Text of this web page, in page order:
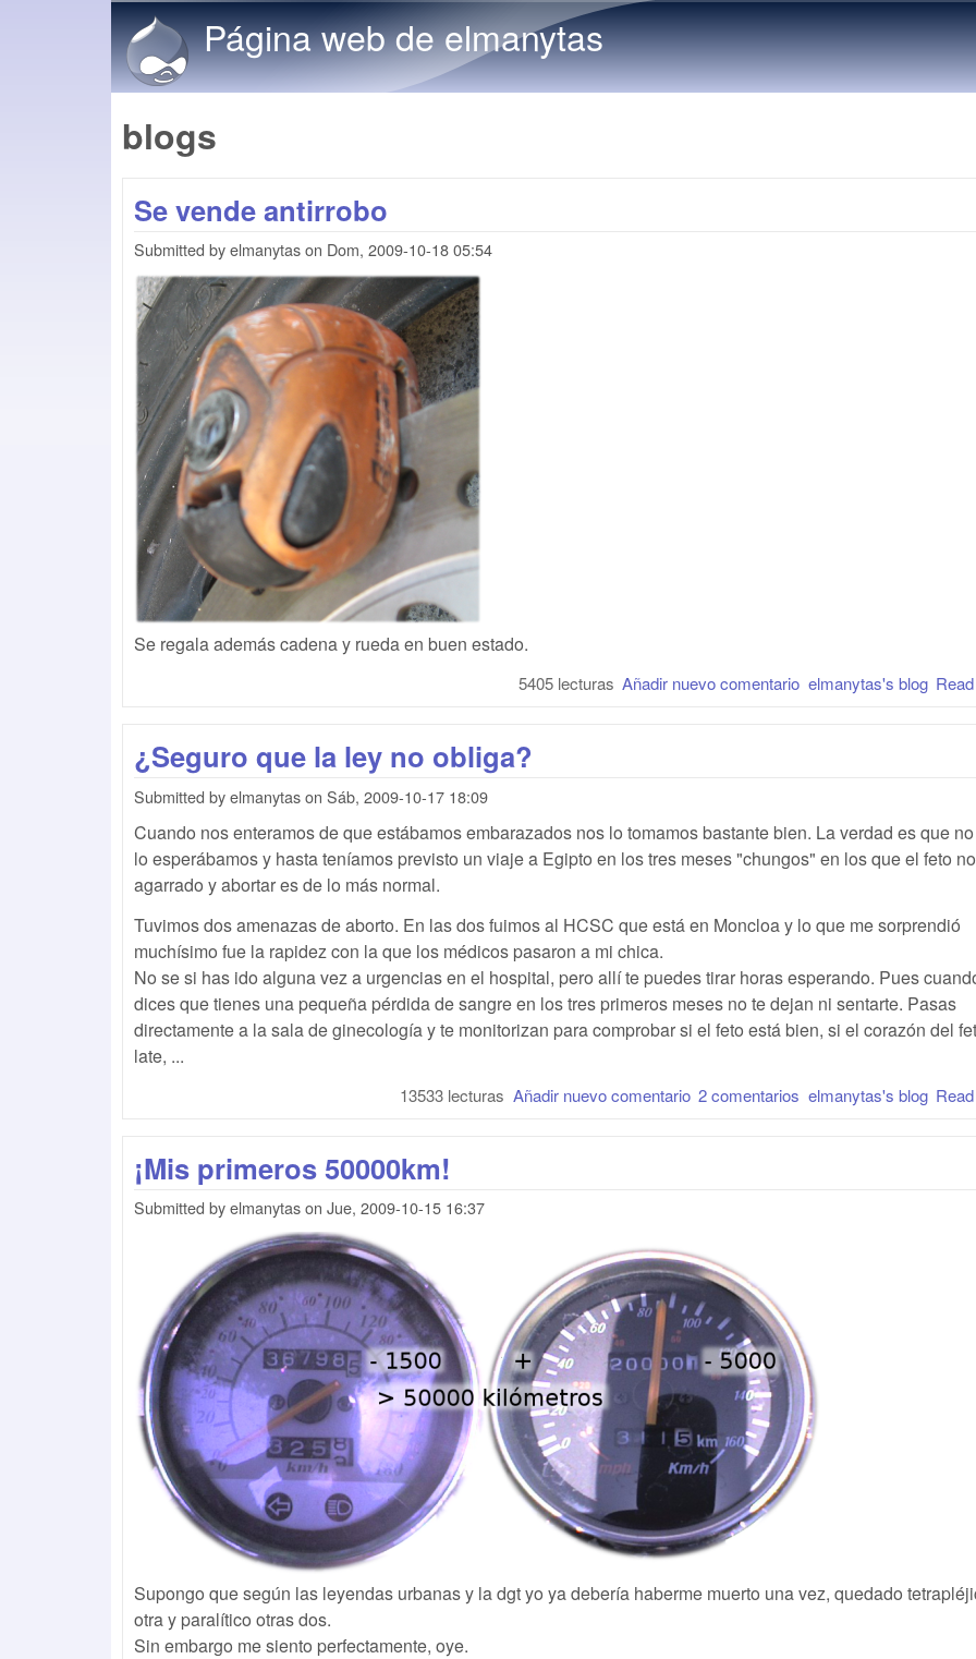
Skip to main content
Página web de elmanytas
blogs
Se vende antirrobo
Submitted byelmanytason Dom, 2009-10-18 05:54
Se regala además cadena y rueda en buen estado.
elmanytas's blog
Añadir nuevo comentario
5405 lecturas
¿Seguro que la ley no obliga?
Submitted byelmanytason Sáb, 2009-10-17 18:09
Cuando nos enteramos de que estábamos embarazados nos lo tomamos bastante bien. La verdad es que
lo esperábamos y hasta teníamos previsto un viaje a Egipto en los tres meses "chungos" en los que el feto
agarrado y abortar es de lo más normal.
Tuvimos dos amenazas de aborto. En las dos fuimos al HCSC que está en Moncloa y lo que me sorprendió
muchísimo fue la rapidez con la que los médicos pasaron a mi chica.
No se si has ido alguna vez a urgencias en el hospital, pero allí te puedes tirar horas esperando. Pues
dices que tienes una pequeña pérdida de sangre en los tres primeros meses no te dejan ni sentarte. Pasas
directamente a la sala de ginecología y te monitorizan para comprobar si el feto está bien, si el corazón del
late, ...
elmanytas's blog
2 comentarios
Añadir nuevo comentario
13533 lecturas
¡Mis primeros 50000km!
Submitted byelmanytason Jue, 2009-10-15 16:37
Supongo que según las leyendas urbanas y la dgt yo ya debería haberme muerto una vez, quedado
otra y paralítico otras dos.
Sin embargo me siento perfectamente, oye.